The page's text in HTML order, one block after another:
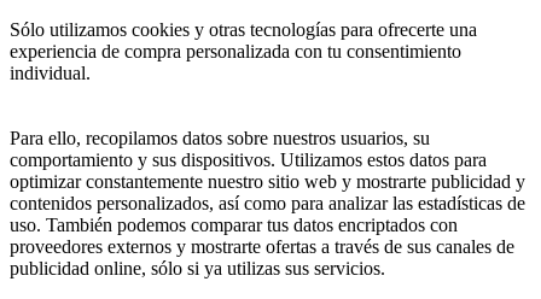
Sólo utilizamos cookies y otras tecnologías para ofrecerte una
experiencia de compra personalizada con tu consentimiento
individual.
Para ello, recopilamos datos sobre nuestros usuarios, su
comportamiento y sus dispositivos. Utilizamos estos datos para
optimizar constantemente nuestro sitio web y mostrarte publicidad y
contenidos personalizados, así como para analizar las estadísticas de
uso. También podemos comparar tus datos encriptados con
proveedores externos y mostrarte ofertas a través de sus canales de
publicidad online, sólo si ya utilizas sus servicios.